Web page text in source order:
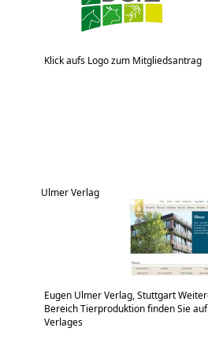
Klick aufs Logo zum Mitgliedsantrag
Ulmer Verlag
Eugen Ulmer Verlag, Stuttgart
Bereich Tierproduktion finden Sie
Verlages